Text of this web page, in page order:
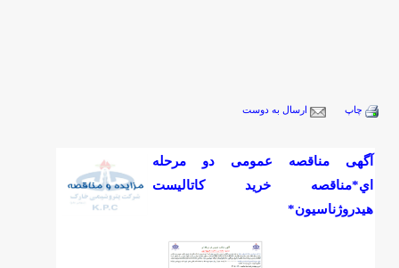
چاپ ارسال به دوست
آگهی مناقصه عمومی دو مرحله
اي*مناقصه خريد كاتاليست
هيدروژناسيون*